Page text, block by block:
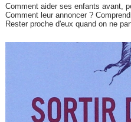
Comment aider ses enfants avant,
Comment leur annoncer ?
Rester proche d'eux quand on ne